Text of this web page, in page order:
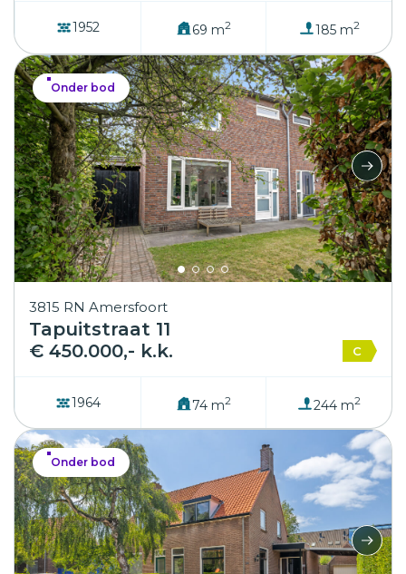
1952 69 m2 185 m2
3815 RN Amersfoort
Tapuitstraat 11
€ 450.000,- k.k.
C
1964 74 m2 244 m2
Onder bod
Onder bod